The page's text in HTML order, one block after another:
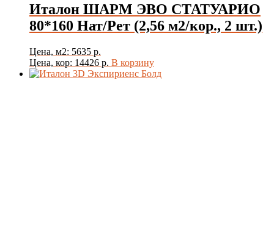
Италон ШАРМ ЭВО СТАТУАРИО
80*160 Нат/Рет (2,56 м2/кор., 2 шт.)
Цена, м2: 5635 р.
Цена, кор: 14426 р. В корзину